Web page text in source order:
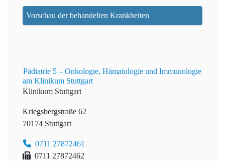
Vorschau der behandelten Krankheiten
Pädiatrie 5 – Onkologie, Hämatologie und Immunologie
am Klinikum Stuttgart
Klinikum Stuttgart
Kriegsbergstraße 62
70174 Stuttgart
0711 27872461
0711 27872462